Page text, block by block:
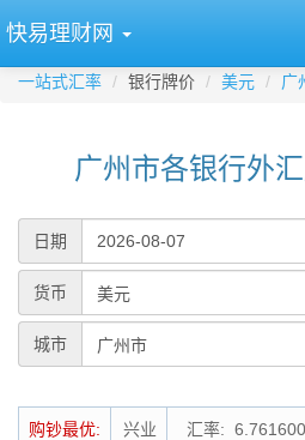
快易理财网
一站式汇率 银行牌价 美元 广
广州市各银行外
日期
货币
城市
购钞最优: 兴业 汇率: 6.761600